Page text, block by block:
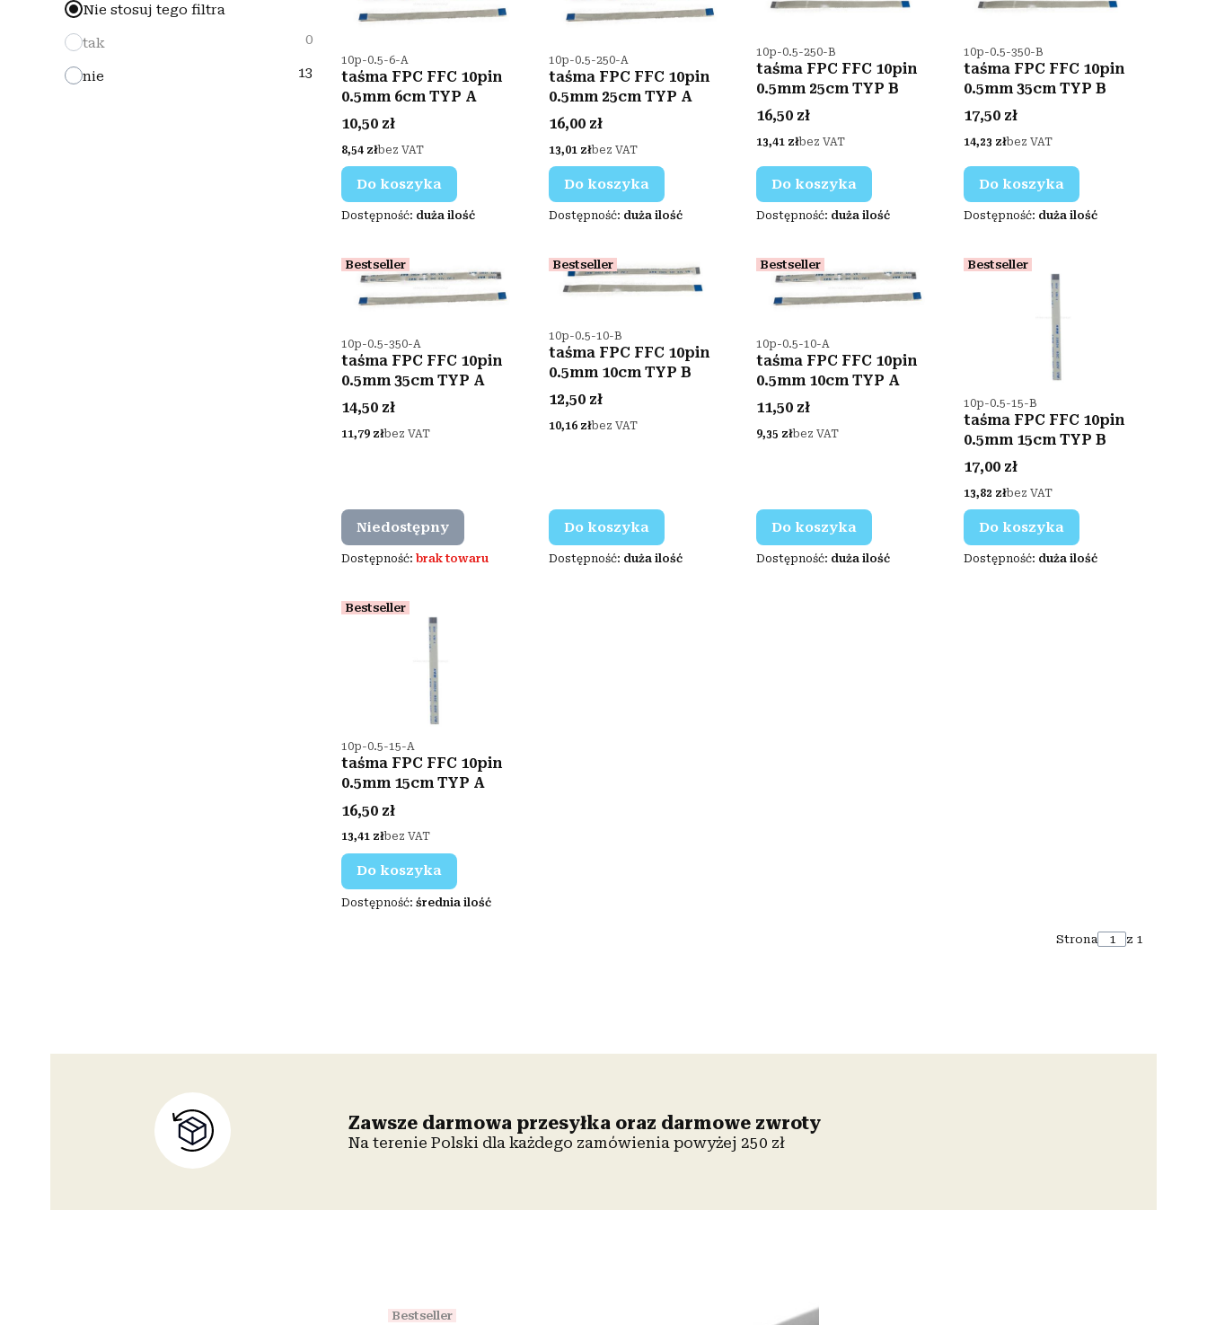
Nie stosuj tego filtra
tak 0
nie 13
Kod produktu
10p-0.5-6-A
taśma FPC FFC 10pin
0.5mm 6cm TYP A
Cena
10,50 zł
Cena
8,54 złbez VAT
Do koszyka
Dostępność: duża ilość
Kod produktu
10p-0.5-250-A
taśma FPC FFC 10pin
0.5mm 25cm TYP A
Cena
16,00 zł
Cena
13,01 złbez VAT
Do koszyka
Dostępność: duża ilość
Kod produktu
10p-0.5-250-B
taśma FPC FFC 10pin
0.5mm 25cm TYP B
Cena
16,50 zł
Cena
13,41 złbez VAT
Do koszyka
Dostępność: duża ilość
Kod produktu
10p-0.5-350-B
taśma FPC FFC 10pin
0.5mm 35cm TYP B
Cena
17,50 zł
Cena
14,23 złbez VAT
Do koszyka
Dostępność: duża ilość
Bestseller
Kod produktu
10p-0.5-350-A
taśma FPC FFC 10pin
0.5mm 35cm TYP A
Cena
14,50 zł
Cena
11,79 złbez VAT
Niedostępny
Dostępność: brak towaru
Bestseller
Kod produktu
10p-0.5-10-B
taśma FPC FFC 10pin
0.5mm 10cm TYP B
Cena
12,50 zł
Cena
10,16 złbez VAT
Do koszyka
Dostępność: duża ilość
Bestseller
Kod produktu
10p-0.5-10-A
taśma FPC FFC 10pin
0.5mm 10cm TYP A
Cena
11,50 zł
Cena
9,35 złbez VAT
Do koszyka
Dostępność: duża ilość
Bestseller
Kod produktu
10p-0.5-15-B
taśma FPC FFC 10pin
0.5mm 15cm TYP B
Cena
17,00 zł
Cena
13,82 złbez VAT
Do koszyka
Dostępność: duża ilość
Bestseller
Kod produktu
10p-0.5-15-A
taśma FPC FFC 10pin
0.5mm 15cm TYP A
Cena
16,50 zł
Cena
13,41 złbez VAT
Do koszyka
Dostępność: średnia ilość
Strona z 1
Zawsze darmowa przesyłka oraz darmowe zwroty
Na terenie Polski dla każdego zamówienia powyżej 250 zł
Bestseller